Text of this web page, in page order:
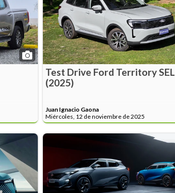
Test Drive Ford Territory SEL
(2025)
Juan Ignacio Gaona
Miércoles, 12 de noviembre de 2025